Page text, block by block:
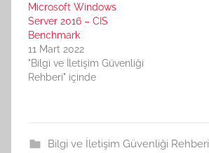
Microsoft Windows
Server 2016 – CIS
Benchmark
11 Mart 2022
"Bilgi ve İletişim Güvenliği
Rehberi" içinde
Bilgi ve İletişim Güvenliği Rehberi